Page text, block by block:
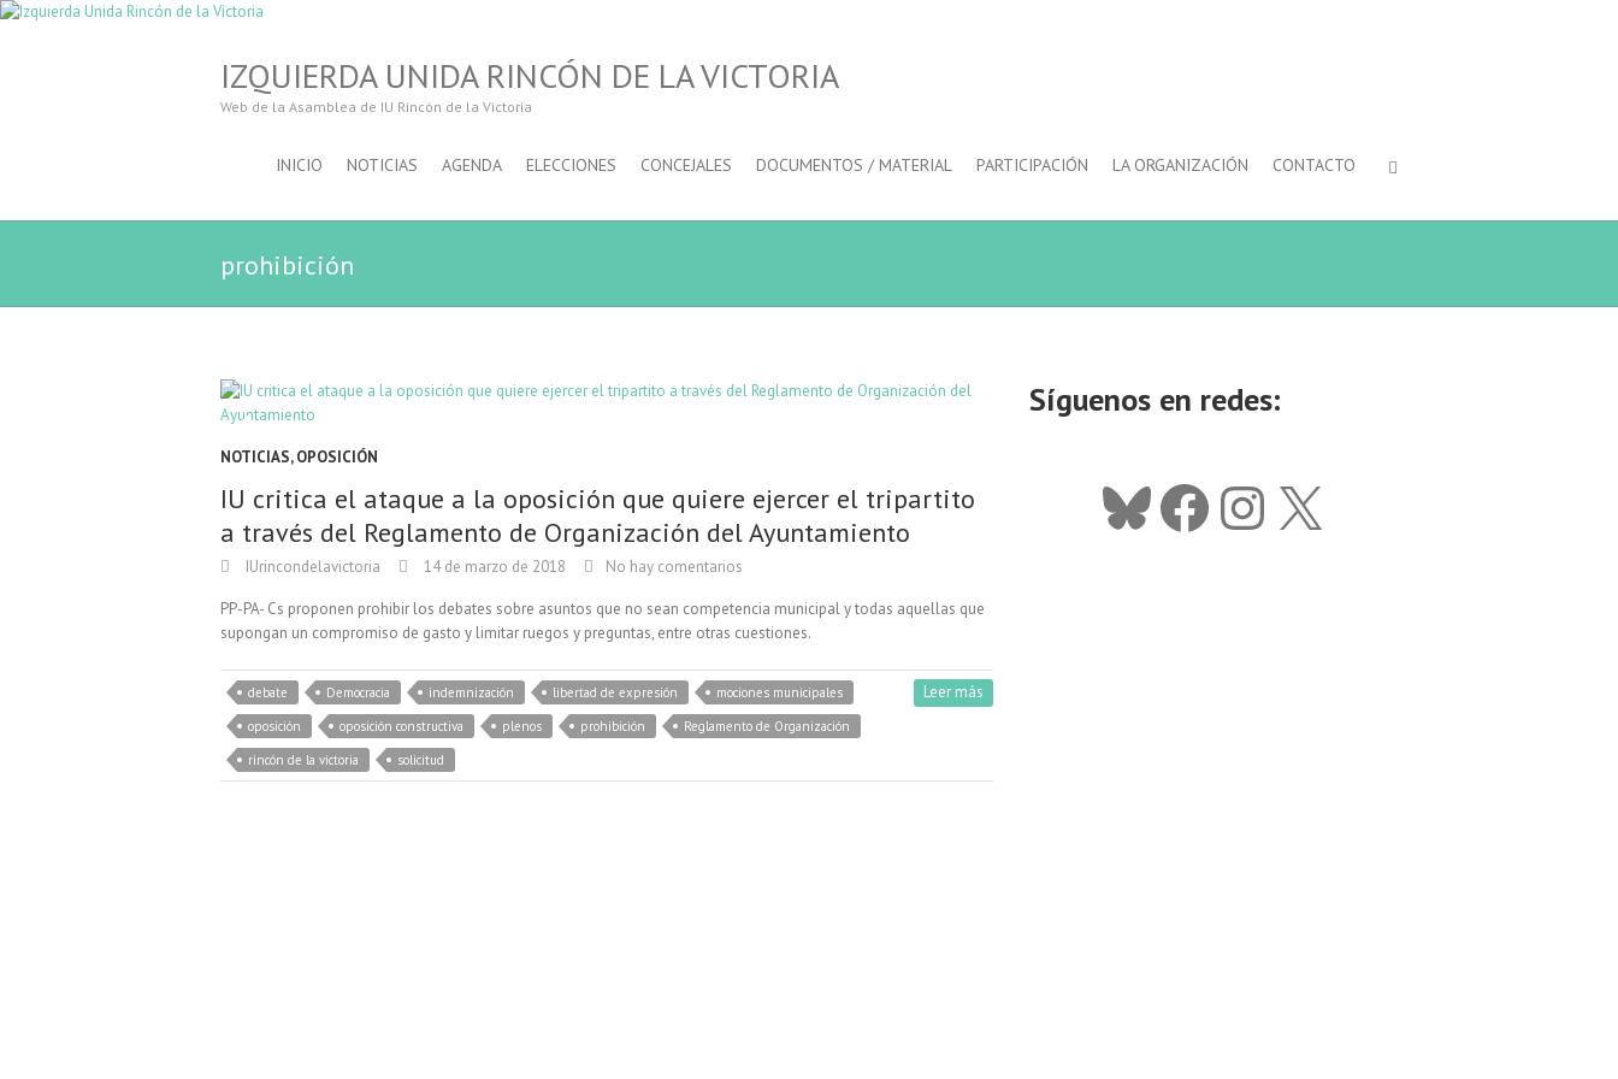
IZQUIERDA UNIDA RINCÓN DE LA VICTORIA
Web de la Asamblea de IU Rincón de la Victoria
INICIO NOTICIAS AGENDA ELECCIONES CONCEJALES DOCUMENTOS / MATERIAL PARTICIPACIÓN LA ORGANIZACIÓN CONTACTO
prohibición
NOTICIAS,OPOSICIÓN
IU critica el ataque a la oposición que quiere ejercer el tripartito
a través del Reglamento de Organización del Ayuntamiento
IUrincondelavictoria 14 de marzo de 2018 No hay comentarios
PP-PA- Cs proponen prohibir los debates sobre asuntos que no sean competencia municipal y todas aquellas que
supongan un compromiso de gasto y limitar ruegos y preguntas, entre otras cuestiones.
debate Democracia indemnización libertad de expresión
mociones municipales
oposición
oposición constructiva plenos prohibición
Reglamento de Organización
rincón de la victoria
solicitud
Leer más
Síguenos en redes:
Bluesky
Facebook
Instagram
X